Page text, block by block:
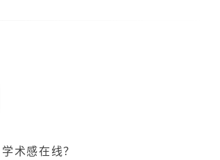
术感在线？